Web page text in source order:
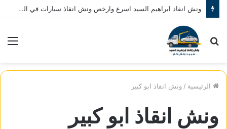
ونش انقاذ ابراهيم السيد اسرع وارخص ونش انقاذ سيارات في المنصورة نصلك في خلال 10 دقائق بحد اقصي اتصل بنا الان 01080793999
بحث
الرئيسية / ونش انقاذ ابو كبير
ونش انقاذ ابو كبير